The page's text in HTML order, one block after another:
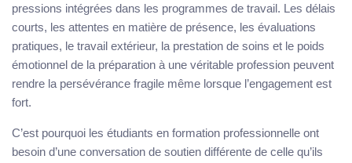
pressions intégrées dans les programmes de travail. Les délais
courts, les attentes en matière de présence, les évaluations
pratiques, le travail extérieur, la prestation de soins et le poids
émotionnel de la préparation à une véritable profession peuvent
rendre la persévérance fragile même lorsque l’engagement est
fort.
C’est pourquoi les étudiants en formation professionnelle ont
besoin d’une conversation de soutien différente de celle qu’ils